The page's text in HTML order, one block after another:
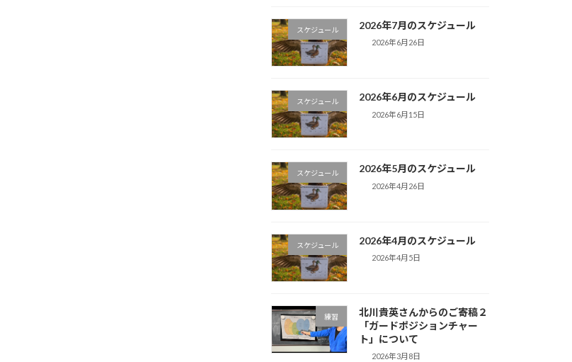
スケジュール 2026年7月のスケジュール
2026年6月26日
スケジュール 2026年6月のスケジュール
2026年6月15日
スケジュール 2026年5月のスケジュール
2026年4月26日
スケジュール 2026年4月のスケジュール
2026年4月5日
練習
北川貴英さんからのご寄稿２
「ガードポジションチャー
ト」について
2026年3月8日